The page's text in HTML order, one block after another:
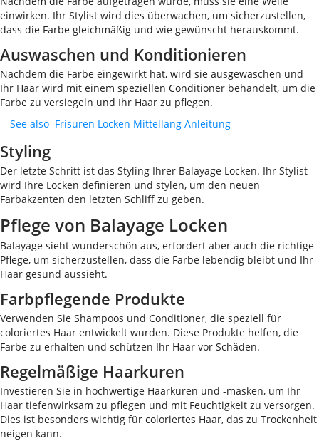
einwirken. Ihr Stylist wird dies überwachen, um sicherzustellen,
dass die Farbe gleichmäßig und wie gewünscht herauskommt.
Auswaschen und Konditionieren
Nachdem die Farbe eingewirkt hat, wird sie ausgewaschen und
Ihr Haar wird mit einem speziellen Conditioner behandelt, um die
Farbe zu versiegeln und Ihr Haar zu pflegen.
See also Frisuren Locken Mittellang Anleitung
Styling
Der letzte Schritt ist das Styling Ihrer Balayage Locken. Ihr Stylist
wird Ihre Locken definieren und stylen, um den neuen
Farbakzenten den letzten Schliff zu geben.
Pflege von Balayage Locken
Balayage sieht wunderschön aus, erfordert aber auch die richtige
Pflege, um sicherzustellen, dass die Farbe lebendig bleibt und Ihr
Haar gesund aussieht.
Farbpflegende Produkte
Verwenden Sie Shampoos und Conditioner, die speziell für
coloriertes Haar entwickelt wurden. Diese Produkte helfen, die
Farbe zu erhalten und schützen Ihr Haar vor Schäden.
Regelmäßige Haarkuren
Investieren Sie in hochwertige Haarkuren und -masken, um Ihr
Haar tiefenwirksam zu pflegen und mit Feuchtigkeit zu versorgen.
Dies ist besonders wichtig für coloriertes Haar, das zu Trockenheit
neigen kann.